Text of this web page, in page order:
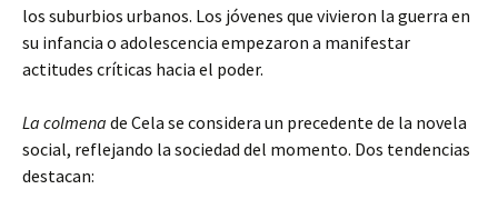
los suburbios urbanos. Los jóvenes que vivieron la guerra en
su infancia o adolescencia empezaron a manifestar
actitudes críticas hacia el poder.
La colmena de Cela se considera un precedente de la novela
social, reflejando la sociedad del momento. Dos tendencias
destacan: